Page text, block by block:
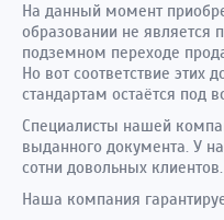
На данный момент
образовании не
подземном переходе
Но вот соответствие этих
стандартам остаётся под
Специалисты нашей
выданного документа. У
сотни довольных клиентов.
Наша компания